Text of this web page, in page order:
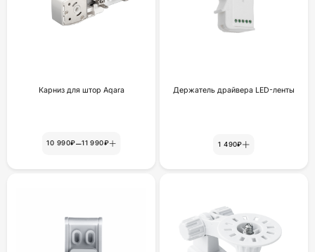
Карниз для штор Aqara
10 990₽–11 990₽
Держатель драйвера LED-ленты
1 490₽